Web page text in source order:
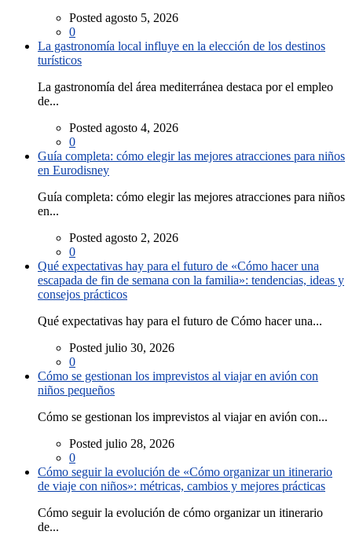
Posted agosto 5, 2026
0
La gastronomía local influye en la elección de los destinos
turísticos
La gastronomía del área mediterránea destaca por el empleo
de...
Posted agosto 4, 2026
0
Guía completa: cómo elegir las mejores atracciones para niños
en Eurodisney
Guía completa: cómo elegir las mejores atracciones para niños
en...
Posted agosto 2, 2026
0
Qué expectativas hay para el futuro de «Cómo hacer una
escapada de fin de semana con la familia»: tendencias, ideas y
consejos prácticos
Qué expectativas hay para el futuro de Cómo hacer una...
Posted julio 30, 2026
0
Cómo se gestionan los imprevistos al viajar en avión con
niños pequeños
Cómo se gestionan los imprevistos al viajar en avión con...
Posted julio 28, 2026
0
Cómo seguir la evolución de «Cómo organizar un itinerario
de viaje con niños»: métricas, cambios y mejores prácticas
Cómo seguir la evolución de cómo organizar un itinerario
de...